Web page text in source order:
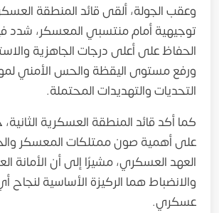
وعقب الجولة، ألقى قائد المنطقة
توجيهية أمام منتسبي المعسكر، شدد
الحفاظ على أعلى درجات الجاهزية
ورفع مستوى اليقظة والحس الأمني
التحديات والتهديدات المحتملة.
كما أكد قائد المنطقة العسكرية
على أهمية صون ممتلكات المعسكر
العهد العسكري، مشيرًا إلى أن الأمانة
والانضباط هما الركيزة الأساسية
عسكري.